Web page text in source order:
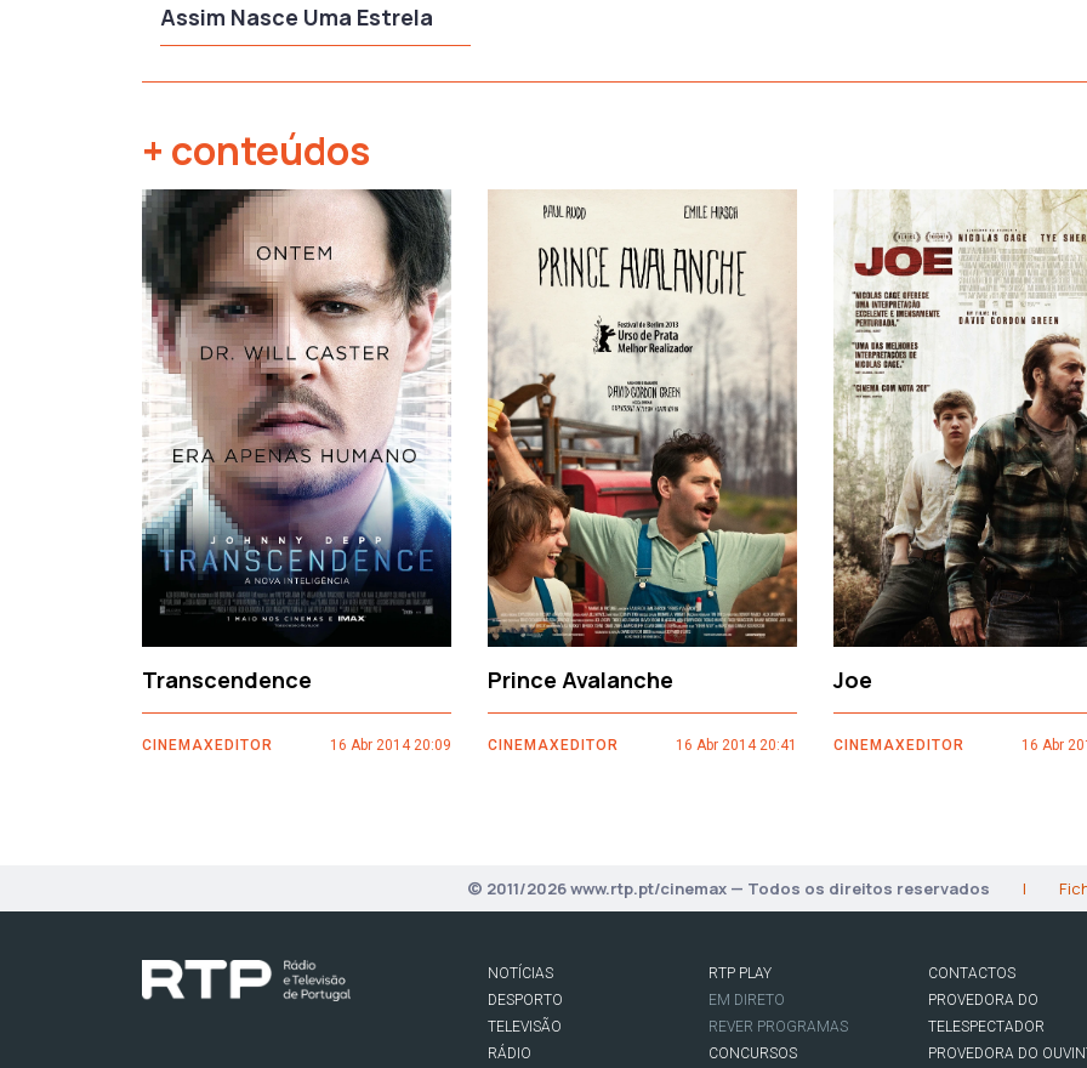
Assim Nasce Uma Estrela
+ conteúdos
Transcendence
CINEMAXEDITOR 16 Abr 2014 20:09
Prince Avalanche
CINEMAXEDITOR 16 Abr 2014 20:41
Joe
CINEMAXEDITOR 16 Abr
‹
© 2011/2026 www.rtp.pt/cinemax — Todos os direitos reservados |
NOTÍCIAS
DESPORTO
TELEVISÃO
RÁDIO
RTP PLAY
EM DIRETO
REVER PROGRAMAS
CONCURSOS
CONTACTOS
PROVEDORA DO
TELESPECTADOR
PROVEDORA DO